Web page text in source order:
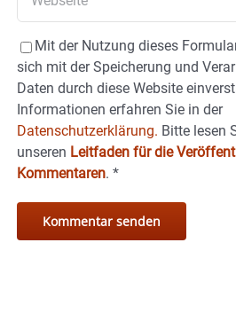
Mit der Nutzung dieses
sich mit der Speicherung und
Daten durch diese Website
Informationen erfahren Sie in der
Datenschutzerklärung. Bitte lesen
unseren Leitfaden für die
Kommentaren. *